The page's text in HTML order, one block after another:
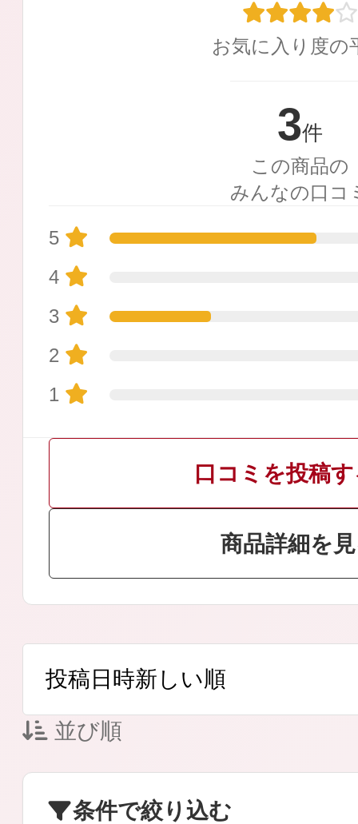
ドレススノー
ドレスリフト
プリマモイスト
クレンズオイル
ボディケア
お気に入り度の
3件
この商品の
みんなの口コ
5
4
3
2
1
商品詳細を
口コミを投稿
並び順
条件で絞り込む